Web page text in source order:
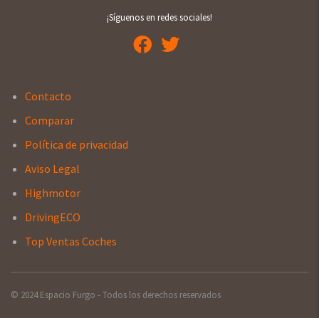
¡Síguenos en redes sociales!
Contacto
Comparar
Política de privacidad
Aviso Legal
Highmotor
DrivingECO
Top Ventas Coches
© 2024 Espacio Furgo - Todos los derechos reservados